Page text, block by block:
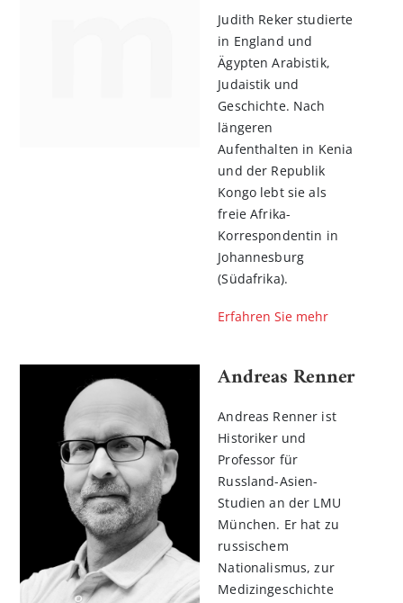
Judith Reker studierte
in England und
Ägypten Arabistik,
Judaistik und
Geschichte. Nach
längeren
Aufenthalten in Kenia
und der Republik
Kongo lebt sie als
freie Afrika-
Korrespondentin in
Johannesburg
(Südafrika).
Erfahren Sie mehr
Andreas Renner
Andreas Renner ist
Historiker und
Professor für
Russland-Asien-
Studien an der LMU
München. Er hat zu
russischem
Nationalismus, zur
Medizingeschichte